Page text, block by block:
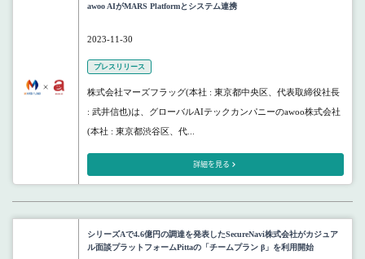
awoo AIがMARS Platformとシステム連携
2023-11-30
プレスリリース
株式会社マーズフラッグ(本社 : 東京都中央区、代表取締役社長
: 武井信也)は、グローバルAIテックカンパニーのawoo株式会社
(本社 : 東京都渋谷区、代...
詳細を見る
シリーズAで4.6億円の調達を発表したSecureNavi株式会社がカジュア
ル面談プラットフォームPittaの「チームプラン β」を利用開始